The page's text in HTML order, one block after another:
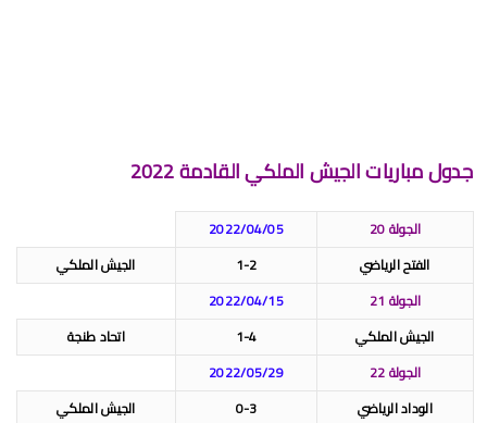
جدول مباريات الجيش الملكي القادمة 2022
الجولة 20
2022/04/05
الفتح الرياضي
1-2
الجيش الملكي
الجولة 21
2022/04/15
الجيش الملكي
1-4
اتحاد طنجة
الجولة 22
2022/05/29
الوداد الرياضي
0-3
الجيش الملكي